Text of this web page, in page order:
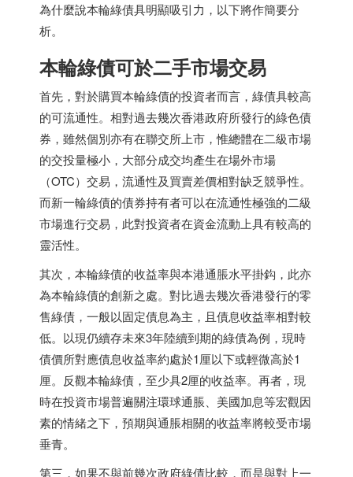
為什麼說本輪綠債具明顯吸引力，以下將作簡要分
析。
本輪綠債可於二手市場交易
首先，對於購買本輪綠債的投資者而言，綠債具較高
的可流通性。相對過去幾次香港政府所發行的綠色債
券，雖然個別亦有在聯交所上市，惟總體在二級市場
的交投量極小，大部分成交均產生在場外市場
（OTC）交易，流通性及買賣差價相對缺乏競爭性。
而新一輪綠債的債券持有者可以在流通性極強的二級
市場進行交易，此對投資者在資金流動上具有較高的
靈活性。
其次，本輪綠債的收益率與本港通脹水平掛鈎，此亦
為本輪綠債的創新之處。對比過去幾次香港發行的零
售綠債，一般以固定債息為主，且債息收益率相對較
低。以現仍續存未來3年陸續到期的綠債為例，現時
債價所對應債息收益率約處於1厘以下或輕微高於1
厘。反觀本輪綠債，至少具2厘的收益率。再者，現
時在投資市場普遍關注環球通脹、美國加息等宏觀因
素的情緒之下，預期與通脹相關的收益率將較受市場
垂青。
第三，如果不與前幾次政府綠債比較，而是與對上一